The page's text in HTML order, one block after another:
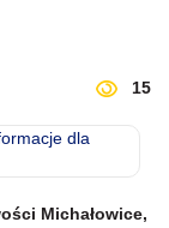
15
Michałowice,